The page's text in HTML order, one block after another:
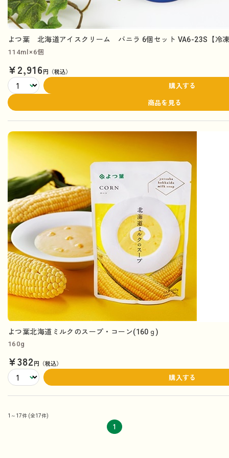
よつ葉 北海道アイスクリーム バニラ 6個セット VA6-23S【冷
114ml×6個
¥2,916円（税込）
購入する
商品を見る
よつ葉北海道ミルクのスープ・コーン(160ｇ)
160g
¥382円（税込）
購入する
1～17件 (全17件)
1